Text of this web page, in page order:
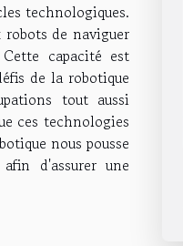
technologiques.
de naviguer
capacité est
de la robotique
tout aussi
ces technologies
nous pousse
d'assurer une